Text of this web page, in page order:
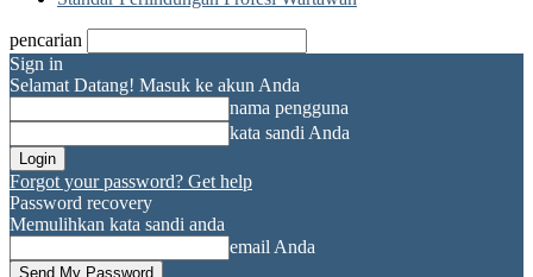
pencarian
Sign in
Selamat Datang! Masuk ke akun Anda
nama pengguna
kata sandi Anda
Forgot your password? Get help
Password recovery
Memulihkan kata sandi anda
email Anda